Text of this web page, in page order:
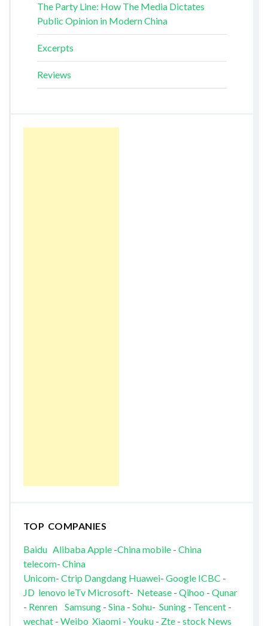
The Party Line: How The Media Dictates
Public Opinion in Modern China
Excerpts
Reviews
TOP COMPANIES
Baidu AlibabaApple-China mobile- China
telecom- China
Unicom- Ctrip Dangdang Huawei- Google ICBC -
JD lenovo leTv Microsoft- Netease- Qihoo - Qunar
- Renren Samsung- Sina- Sohu- Suning- Tencent-
wechat - Weibo Xiaomi- Youku - Zte- stock News